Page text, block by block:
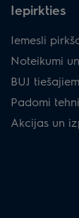
Iepirkties
Iemesli
Noteikumi
BUJ
Padomi
Akcijas un